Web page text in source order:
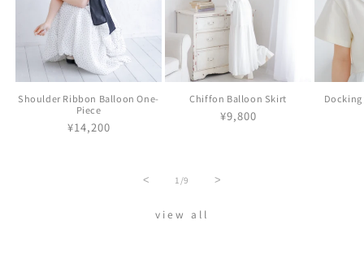
Shoulder Ribbon Balloon One-
Piece
通
¥14,200
Chiffon Balloon Skirt
通
¥9,800
< 1 /の
9 >
view all